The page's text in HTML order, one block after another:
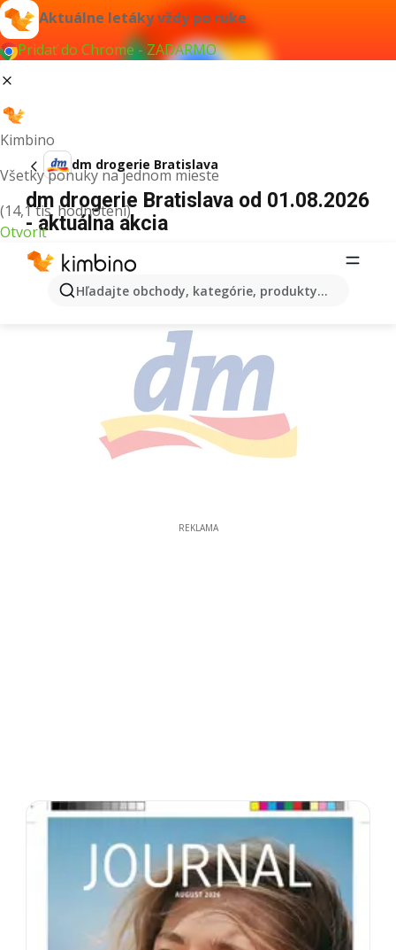
Aktuálne letáky vždy po ruke
Pridať do Chrome - ZADARMO
Kimbino
Všetky ponuky na jednom mieste
(14,1 tis. hodnotení)
Otvoriť
Hľadajte obchody, kategórie, produkty...
dm drogerie Bratislava
dm drogerie Bratislava od 01.08.2026
- aktuálna akcia
REKLAMA